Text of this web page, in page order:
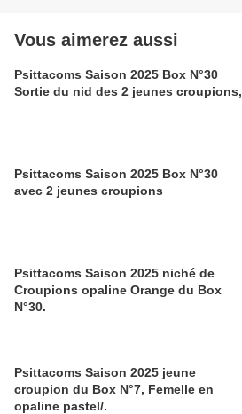
Vous aimerez aussi
Psittacoms Saison 2025 Box N°30
Sortie du nid des 2 jeunes croupions,
Psittacoms Saison 2025 Box N°30
avec 2 jeunes croupions
Psittacoms Saison 2025 niché de
Croupions opaline Orange du Box
N°30.
Psittacoms Saison 2025 jeune
croupion du Box N°7, Femelle en
opaline pastel/.